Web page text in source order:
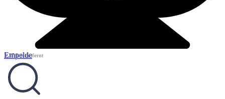
Empelde
5,37 km entfernt